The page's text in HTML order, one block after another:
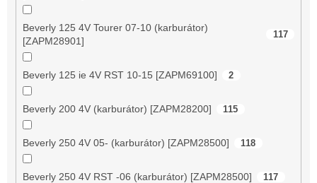
Beverly 125 4V Tourer 07-10 (karburátor)
[ZAPM28901]
117
Beverly 125 ie 4V RST 10-15 [ZAPM69100] 2
Beverly 200 4V (karburátor) [ZAPM28200] 115
Beverly 250 4V 05- (karburátor) [ZAPM28500] 118
Beverly 250 4V RST -06 (karburátor) [ZAPM28500] 117